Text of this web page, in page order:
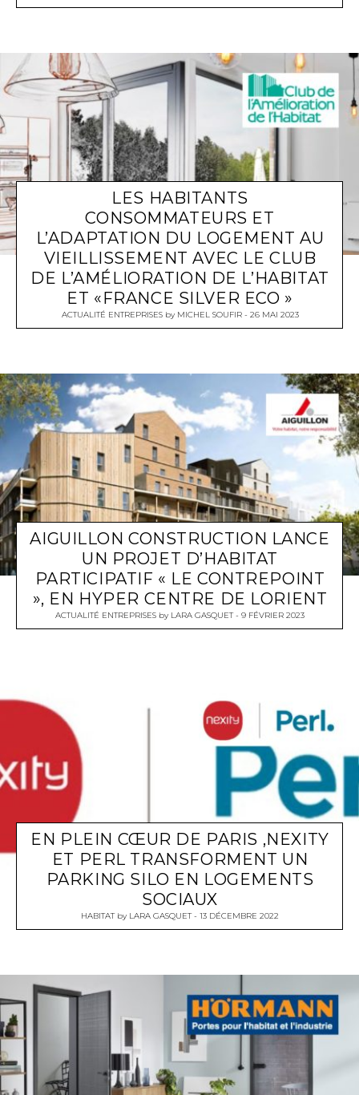
LES HABITANTS
CONSOMMATEURS ET
L’ADAPTATION DU LOGEMENT AU
VIEILLISSEMENT AVEC LE CLUB
DE L’AMÉLIORATION DE L’HABITAT
ET «FRANCE SILVER ECO »
ACTUALITÉ ENTREPRISESby MICHEL SOUFIR 26 MAI 2023
AIGUILLON CONSTRUCTION LANCE
UN PROJET D’HABITAT
PARTICIPATIF « LE CONTREPOINT
», EN HYPER CENTRE DE LORIENT
ACTUALITÉ ENTREPRISES by LARA GASQUET 9 FÉVRIER 2023
EN PLEIN CŒUR DE PARIS ,NEXITY
ET PERL TRANSFORMENT UN
PARKING SILO EN LOGEMENTS
SOCIAUX
HABITATby LARA GASQUET 13 DÉCEMBRE 2022